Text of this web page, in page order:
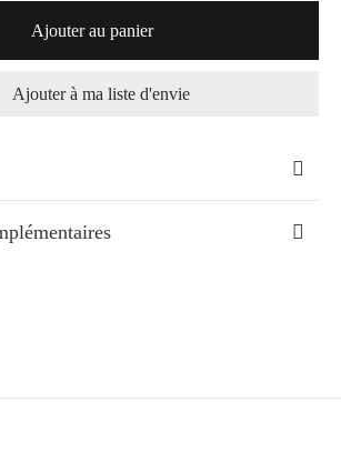
Ajouter au panier
Ajouter à ma liste d'envie